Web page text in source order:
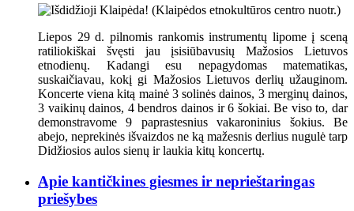
Liepos 29 d. pilnomis rankomis instrumentų lipome į sceną
ratiliokiškai švęsti jau įsisiūbavusių Mažosios Lietuvos
etnodienų. Kadangi esu nepagydomas matematikas,
suskaičiavau, kokį gi Mažosios Lietuvos derlių užauginom.
Koncerte viena kitą mainė 3 solinės dainos, 3 merginų dainos,
3 vaikinų dainos, 4 bendros dainos ir 6 šokiai. Be viso to, dar
demonstravome 9 paprastesnius vakaroninius šokius. Be
abejo, neprekinės išvaizdos ne ką mažesnis derlius nugulė tarp
Didžiosios aulos sienų ir laukia kitų koncertų.
Apie kantičkines giesmes ir neprieštaringas
priešybes